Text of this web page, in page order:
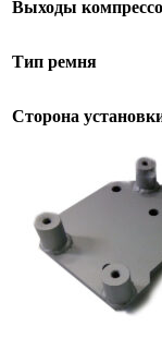
Выходы
Тип ремня
Сторона